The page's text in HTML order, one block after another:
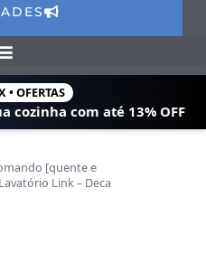
• OFERTAS
cozinha com até 13% OFF
[quente e
Link – Deca